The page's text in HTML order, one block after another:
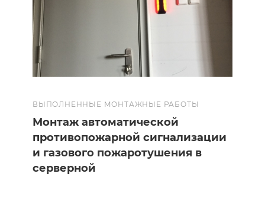
ВЫПОЛНЕННЫЕ МОНТАЖНЫЕ РАБОТЫ
Монтаж автоматической
противопожарной сигнализации
и газового пожаротушения в
серверной